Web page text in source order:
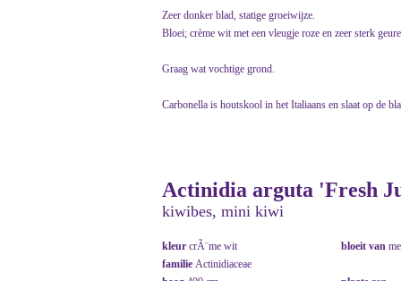
Zeer donker blad, statige groeiwijze.
Bloei; crème wit met een vleugje roze en zeer sterk
Graag wat vochtige grond.
Carbonella is houtskool in het Italiaans en slaat op de
Actinidia arguta 'Fresh
kiwibes, mini kiwi
kleur crÃ¨me wit bloeit van
familie Actinidiaceae